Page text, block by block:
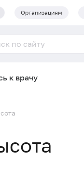
Организациям
к врачу